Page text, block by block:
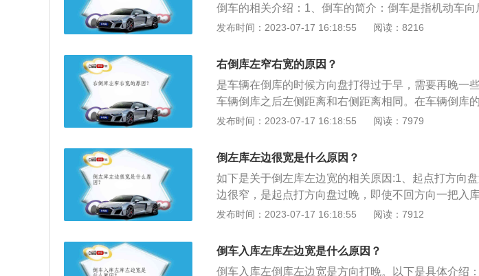
倒车的相关介绍：1、倒车的简介：倒车是指机动车
在出行时中途“倒车”，即由一辆车换乘另一辆车。倒车
老手倒车，这都是必须要注意的一点。不仅不能踩着
车，特别是新手倒车时要用比怠速更慢的速度行驶才行
发布时间：2023-07-17 16:18:55 阅读：8216
右倒库左窄右宽的原因？
是车辆在倒库的时候方向盘打得过于早，需要再晚一
车辆倒库之后左侧距离和右侧距离相同。在车辆倒库
相同比较正常，在不压线的情况下是不需要进行调节
项目，需要在驾驶场地操作汽车进行倒车入库，入库
点，是在考试中操纵车辆，从两侧正确倒入车库，在
发布时间：2023-07-17 16:18:55 阅读：7979
倒左库左边很宽是什么原因？
如下是关于倒左库左边宽的相关原因:1、起点打方向
边很窄，是起点打方向盘过晚，即使不回方向一把入
右转弯半径不同:由于汽车左右转弯半径不同，倒车入
方向盘运用的熟练程度，加强基本功练习！3、注意把
右边很窄这种情况，多出现在右倒库，新手对车辆性
发布时间：2023-07-17 16:18:55 阅读：7912
倒车入库左库左边宽是什么原因？
倒车入库左倒库左边宽是方向打晚。以下是具体介绍